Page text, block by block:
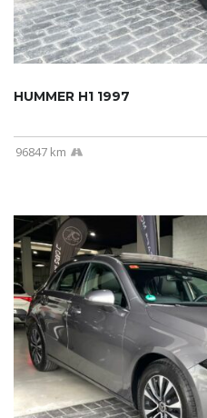
HUMMER H1 1997
96847 km